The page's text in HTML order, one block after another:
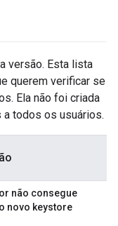
versão. Esta lista
querem verificar se
Ela não foi criada
todos os usuários.
não consegue
novo keystore